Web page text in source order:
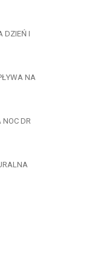
DZIEŃ I
NA
DR